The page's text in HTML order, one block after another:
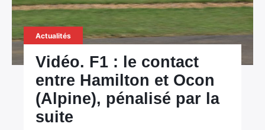
Actualités
Vidéo. F1 : le contact
entre Hamilton et Ocon
(Alpine), pénalisé par la
suite